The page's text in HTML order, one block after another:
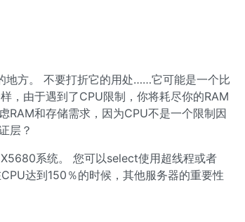
地方。 不要打折它的用处……它可能是一个比
，由于遇到了CPU限制，你将耗尽你的RAM
RAM和存储需求，因为CPU不是一个限制因
层？
系统。 您可以select使用超线程或者
达到150％的时候，其他服务器的重要性